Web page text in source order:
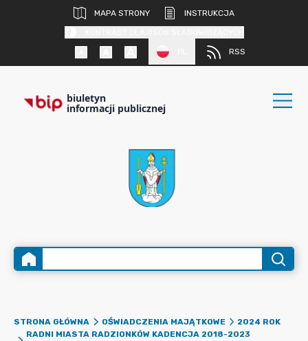
MAPA STRONY
INSTRUKCJA
RSS
biuletyn
informacji publicznej
STRONA GŁÓWNA OŚWIADCZENIA MAJĄTKOWE
2024 ROK
RADNI MIASTA RADZIONKÓW KADENCJA 2018-2023